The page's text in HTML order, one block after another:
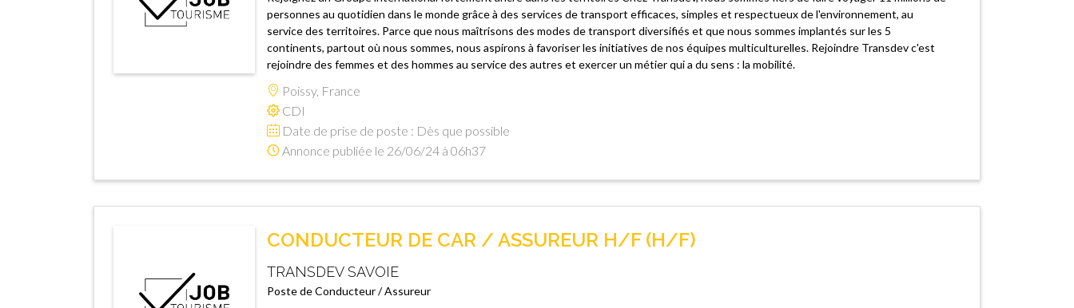
personnes au quotidien dans le monde grâce à des services de transport efficaces, simples et respectueux de l'environnement, au
service des territoires. Parce que nous maîtrisons des modes de transport diversifiés et que nous sommes implantés sur les 5
continents, partout où nous sommes, nous aspirons à favoriser les initiatives de nos équipes multiculturelles. Rejoindre Transdev c'est
rejoindre des femmes et des hommes au service des autres et exercer un métier qui a du sens : la mobilité.
Poissy, France
CDI
Date de prise de poste : Dès que possible
Annonce publiée le 26/06/24 à 06h37
CONDUCTEUR DE CAR / ASSUREUR H/F (H/F)
TRANSDEV SAVOIE
Poste de Conducteur / Assureur